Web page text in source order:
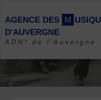
content
AGENCE DES M USIQU
D'AUVERGNE
ADN* de l'Auvergne